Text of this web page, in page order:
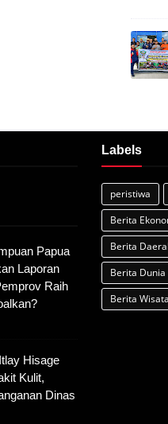
Papua
Laporan
Raih
Hisage
Kulit,
Dinas
Labels
peristiwa
Berita
Berita
Berita Dunia
Berita Wisata